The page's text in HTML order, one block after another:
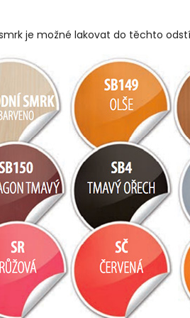
je možné lakovat do těchto